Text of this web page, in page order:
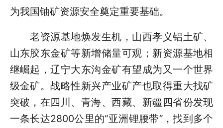
为我国铀矿资源安全奠定重要基础。
老资源基地焕发生机，山西孝义铝土矿、
山东胶东金矿等新增储量可观；新资源基地相
继崛起，辽宁大东沟金矿有望成为又一个世界
级金矿。战略性新兴产业矿产也取得重大找矿
突破，在四川、青海、西藏、新疆四省份发现
一条长达2800公里的“亚洲锂腰带”，找到多个